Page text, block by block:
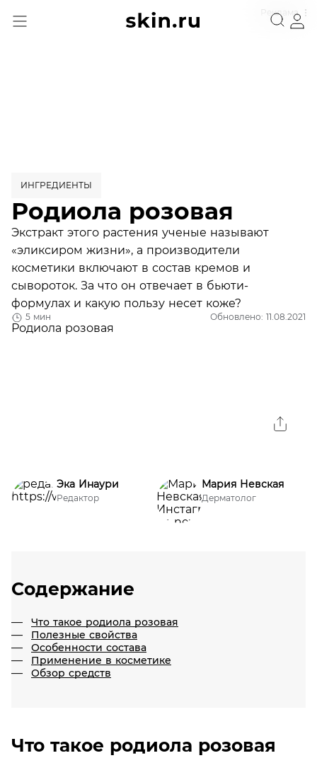
Реклама
5 мин Обновлено: 11.08.2021
ИНГРЕДИЕНТЫ
Родиола розовая
Экстракт этого растения ученые называют
«эликсиром жизни», а производители
косметики включают в состав кремов и
сывороток. За что он отвечает в бьюти-
формулах и какую пользу несет коже?
Эка Инаури
Редактор
Мария Невская
Дерматолог
Содержание
Что такое родиола розовая
Полезные свойства
Особенности состава
Применение в косметике
Обзор средств
Что такое родиола розовая